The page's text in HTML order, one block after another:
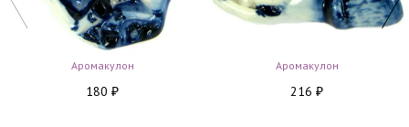
Аромакулон
180 ₽
Аромакулон
216 ₽